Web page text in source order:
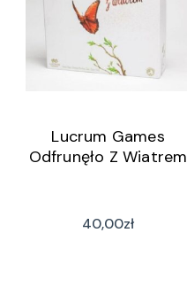
Lucrum Games
Odfrunęło Z Wiatrem
40,00zł